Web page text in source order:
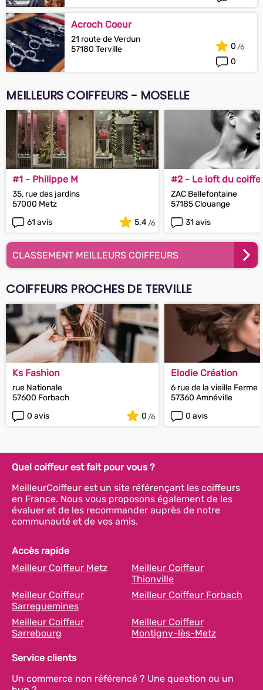
Acroch Coeur
21 route de Verdun
57180 Terville
0
0
MEILLEURS COIFFEURS - MOSELLE
#1 - Philippe M
35, rue des jardins
57000 Metz
61 avis
5.4
#2 - Le loft du
ZAC Bellefontaine
57185 Clouange
31 avis
CLASSEMENT MEILLEURS COIFFEURS
COIFFEURS PROCHES DE TERVILLE
Ks Fashion
rue Nationale
57600 Forbach
0 avis
0
Elodie Création
6 rue de la vieille Ferme
57360 Amnéville
0 avis
Quel coiffeur est fait pour vous ?
MeilleurCoiffeur est un site référençant les coiffeurs
en France. Nous vous proposons également de les
évaluer et de les recommander auprès de notre
communauté et de vos amis.
Accès rapide
Meilleur Coiffeur Metz
Meilleur Coiffeur
Thionville
Meilleur Coiffeur
Sarreguemines
Meilleur Coiffeur Forbach
Meilleur Coiffeur
Sarrebourg
Meilleur Coiffeur
Montigny-lès-Metz
Service clients
Un commerce non référencé ? Une question ou un